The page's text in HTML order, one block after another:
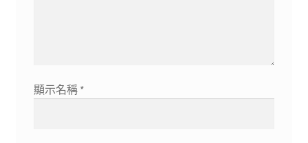
顯示名稱 *